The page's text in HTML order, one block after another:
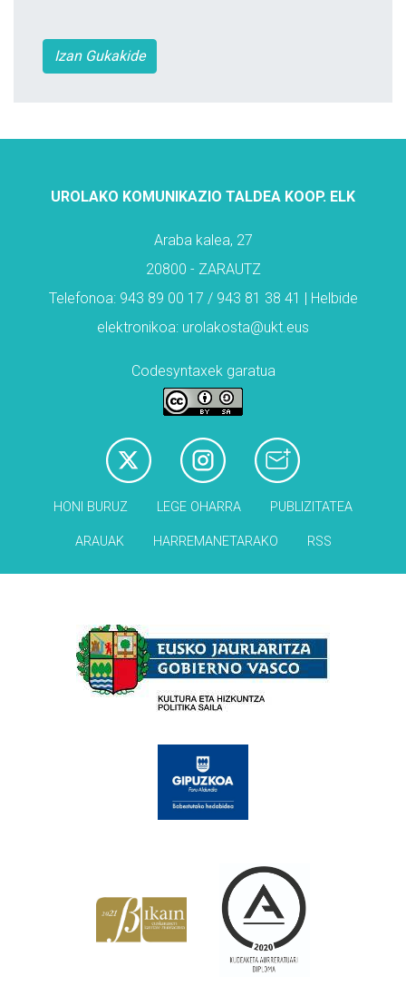
Izan Gukakide
UROLAKO KOMUNIKAZIO TALDEA KOOP. ELK
Araba kalea, 27
20800 - ZARAUTZ
Telefonoa: 943 89 00 17 / 943 81 38 41 | Helbide
elektronikoa: urolakosta@ukt.eus
Codesyntaxek garatua
HONI BURUZ LEGE OHARRA PUBLIZITATEA
ARAUAK HARREMANETARAKO RSS